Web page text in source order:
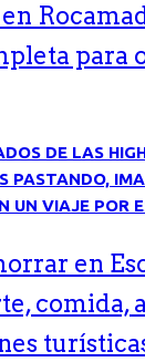
para
en
comida,